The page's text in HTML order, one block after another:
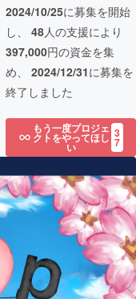
2024/10/25に募集を開始
し、 48人の支援により
397,000円の資金を集
め、 2024/12/31に募集を
終了しました
もう一度プロジェ
クトをやってほし
い
3
7